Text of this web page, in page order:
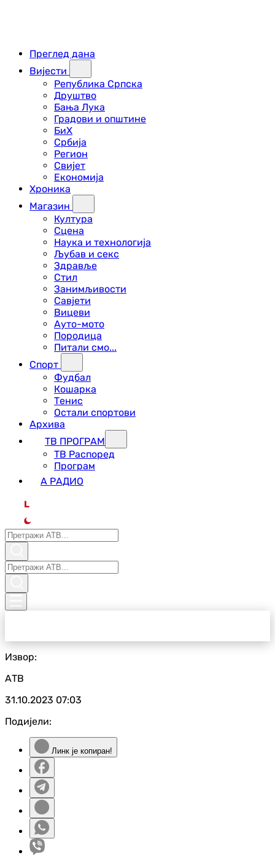
Преглед дана
Вијести
Република Српска
Друштво
Бања Лука
Градови и општине
БиХ
Србија
Регион
Свијет
Економија
Хроника
Магазин
Култура
Сцена
Наука и технологија
Љубав и секс
Здравље
Стил
Занимљивости
Савјети
Вицеви
Ауто-мото
Породица
Питали смо...
Спорт
Фудбал
Кошарка
Тенис
Остали спортови
Архива
ТВ ПРОГРАМ
ТВ Распоред
Програм
А РАДИО
L
Извор:
АТВ
31.10.2023 07:03
Подијели:
Линк је копиран!